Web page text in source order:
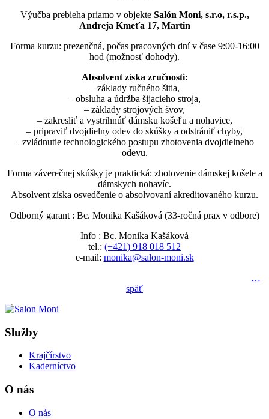
Výučba prebieha priamo v objekte Salón Moni, s.r.o, r.s.p.,
Andreja Kmeťa 17, Martin
Forma kurzu: prezenčná, počas pracovných dní v čase 9:00-16:00
hod (možnosť dohody).
Absolvent získa zručnosti:
– základy ručného šitia,
– obsluha a údržba šijacieho stroja,
– základy strojových švov,
– zakresliť a vystrihnúť dámsku košeľu a nohavice,
– pripraviť dvojdielny odev do skúšky a odstrániť chyby,
– zvládnutie technologického postupu zhotovenia dvojdielneho
odevu.
Forma záverečnej skúšky je praktická: zhotovenie dámskej košele a
dámskych nohavíc.
Absolvent získa osvedčenie o absolvovaní akreditovaného kurzu.
Odborný garant : Bc. Monika Kašáková (33-ročná prax v odbore)
Info : Bc. Monika Kašáková
tel.: (+421) 918 018 512
e-mail: monika@salon-moni.sk
…
späť
Služby
Krajčírstvo
Kaderníctvo
O nás
O nás